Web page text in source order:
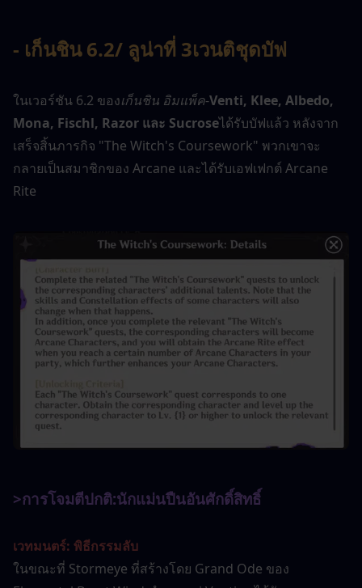
- เก็นชิน 6.2/ ลูน่าที่ 3เวนติชุดบัฟ
ในเวอร์ชัน 6.2 ของเก็นชิน อิมแพ็ค-Venti, Klee, Albedo,
Mona, Fischl, Razor และ Sucroseได้รับบัฟแล้ว หลังจาก
เสร็จสิ้นภารกิจ "The Witch's Coursework" พวกเขาจะ
กลายเป็นสมาชิกของ Arcane และได้รับเอฟเฟกต์ Arcane
Rite
>การโจมตีปกติ:นักแม่นปืนอันศักดิ์สิทธิ์
เวทมนตร์: พิธีกรรมลับ
ในขณะที่ Stormeye ที่สร้างโดย Grand Ode ของ